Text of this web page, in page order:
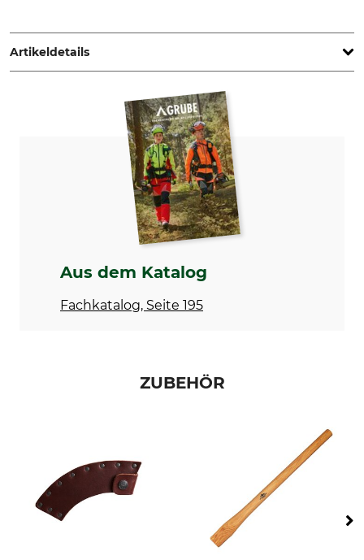
Sweden, www.gransforsbruk.com
Artikeldetails
Produkttyp
Wurfaxt
Holzart
Hickory
Länge
75 cm
Aus dem Katalog
Fachkatalog, Seite 195
ZUBEHÖR